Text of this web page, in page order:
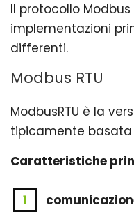
Il protocollo
implementazioni
differenti.
Modbus RTU
ModbusRTU è la
tipicamente basata
Caratteristiche